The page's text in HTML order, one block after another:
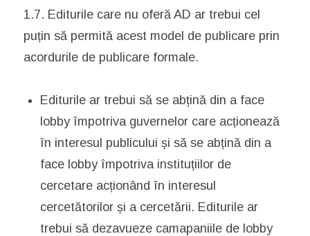
1.7. Editurile care nu oferă AD ar trebui cel
puțin să permită acest model de publicare prin
acordurile de publicare formale.
Editurile ar trebui să se abțină din a face
lobby împotriva guvernelor care acționează
în interesul publicului și să se abțină din a
face lobby împotriva instituțiilor de
cercetare acționând în interesul
cercetătorilor și a cercetării. Editurile ar
trebui să dezavueze camapaniile de lobby